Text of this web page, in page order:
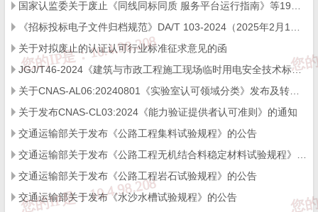
2 2016RB060 RB/T213-2017 检验检测机构资
3 2016RB062 RB/T214-2017
4 2016RB001 RB/T215-2017 检验检测机构资
5 2016RB063 RB/T216-2017 检验检测机构资
关于对拟废止的认证认可行业标准征求意见的函
JGJ/T46-2024《建筑与市政工程施工现场临时用电安全技术标准》，自2025年1月1日起实施。
关于发布CNAS-CL03:2024《能力验证提供者认可准则》的通知
交通运输部关于发布《公路工程集料试验规程》的公告
交通运输部关于发布《公路工程岩石试验规程》的公告
交通运输部关于发布《水沙水槽试验规程》的公告